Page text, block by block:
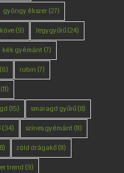
gyöngy ékszer(27)
(9) Jegygyűrű(24)
kék gyémánt (7)
(6) rubin (7)
(11)
(15) smaragd gyűrű(8)
(34) színes gyémánt (11)
zöld drágakő(11)
trend (9)